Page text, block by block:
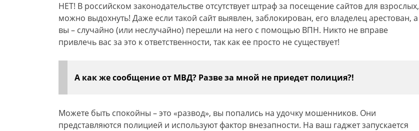
НЕТ! В российском законодательстве отсутствует штраф за посещение сайтов для взрослых,
можно выдохнуть! Даже если такой сайт выявлен, заблокирован, его владелец арестован, а
вы – случайно (или неслучайно) перешли на него с помощью ВПН. Никто не вправе
привлечь вас за это к ответственности, так как ее просто не существует!
А как же сообщение от МВД? Разве за мной не приедет полиция?!
Можете быть спокойны – это «развод», вы попались на удочку мошенников. Они
представляются полицией и используют фактор внезапности. На ваш гаджет запускается